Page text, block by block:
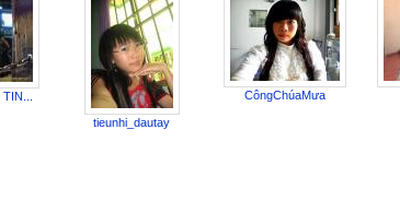
tieunhi_dautay
CôngChúaMưa